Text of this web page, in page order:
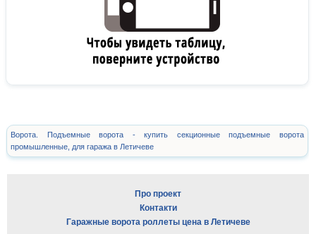
Ворота. Подъемные ворота - купить секционные подъемные ворота
промышленные, для гаража в Летичеве
Про проект
Контакти
Гаражные ворота роллеты цена в Летичеве